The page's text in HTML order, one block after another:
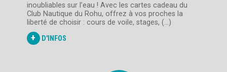
inoubliables sur l’eau ! Avec les cartes cadeau du
Club Nautique du Rohu, offrez à vos proches la
liberté de choisir : cours de voile, stages, (...)
+ D'INFOS